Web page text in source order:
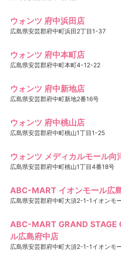
ウォンツ 府中浜田店
広島県安芸郡府中町浜田2丁目1-37
ウォンツ 府中本町店
広島県安芸郡府中町本町4-12-22
ウォンツ 府中新地店
広島県安芸郡府中町新地2番16号
ウォンツ 府中桃山店
広島県安芸郡府中町桃山1丁目1-25
ウォンツ メディカルモール向
広島県安芸郡府中町桃山1丁目4番18号
ABC-MART イオンモール広
広島県安芸郡府中町大須2-1-1イオンモ
ABC-MART GRAND STAGE
ル広島府中店
広島県安芸郡府中町大須2-1-1イオンモ